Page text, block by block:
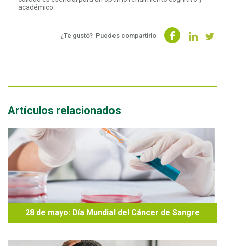
académico.
¿Te gustó? Puedes compartirlo
Artículos relacionados
28 de mayo: Día Mundial del Cáncer de Sangre